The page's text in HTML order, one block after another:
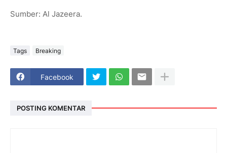
Sumber: Al Jazeera.
Tags Breaking
Facebook
POSTING KOMENTAR